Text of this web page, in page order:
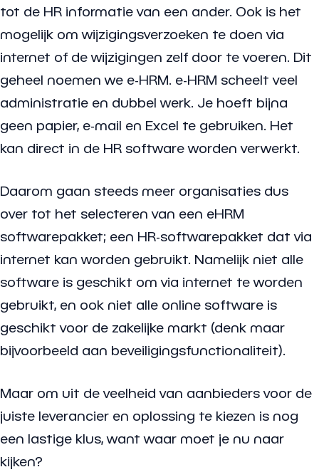
tot de HR informatie van een ander. Ook is het
mogelijk om wijzigingsverzoeken te doen via
internet of de wijzigingen zelf door te voeren. Dit
geheel noemen we e-HRM. e-HRM scheelt veel
administratie en dubbel werk. Je hoeft bijna
geen papier, e-mail en Excel te gebruiken. Het
kan direct in de HR software worden verwerkt.
Daarom gaan steeds meer organisaties dus
over tot het selecteren van een eHRM
softwarepakket; een HR-softwarepakket dat via
internet kan worden gebruikt. Namelijk niet alle
software is geschikt om via internet te worden
gebruikt, en ook niet alle online software is
geschikt voor de zakelijke markt (denk maar
bijvoorbeeld aan beveiligingsfunctionaliteit).
Maar om uit de veelheid van aanbieders voor de
juiste leverancier en oplossing te kiezen is nog
een lastige klus, want waar moet je nu naar
kijken?